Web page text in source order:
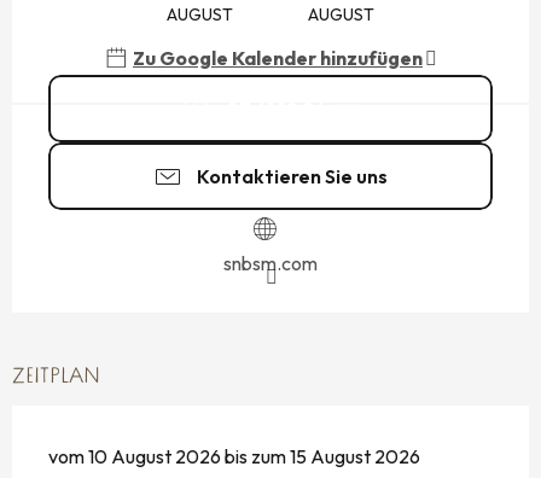
AUGUST AUGUST
Zu Google Kalender hinzufügen
Kontaktieren Sie uns
snbsm.com
ZEITPLAN
vom 10 August 2026 bis zum 15 August 2026